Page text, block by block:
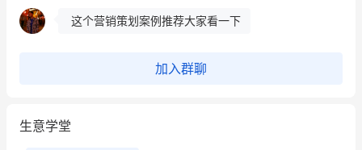
这个营销策划案例推荐大家看一下
加入群聊
生意学堂